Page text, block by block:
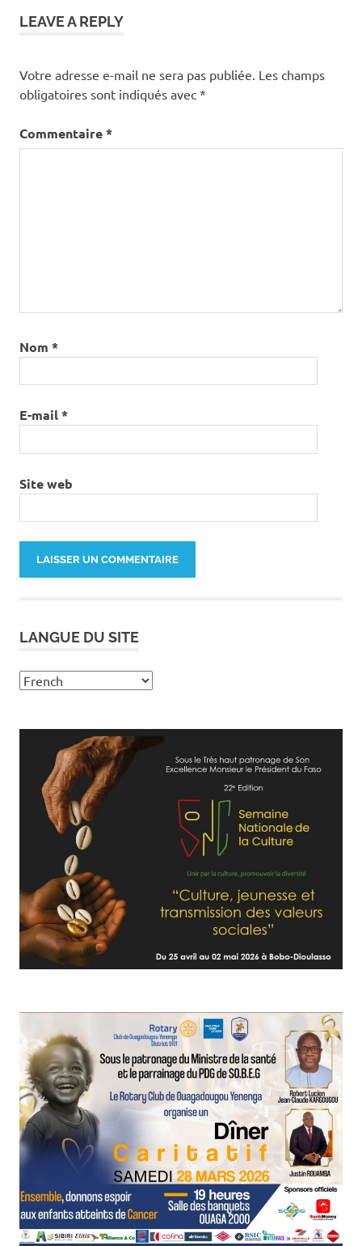
LEAVE A REPLY
Votre adresse e-mail ne sera pas publiée. Les champs
obligatoires sont indiqués avec *
Commentaire*
Nom *
E-mail*
Site web
LANGUE DU SITE